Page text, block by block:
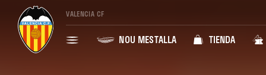
VALENCIA CF
NOU MESTALLA TIENDA